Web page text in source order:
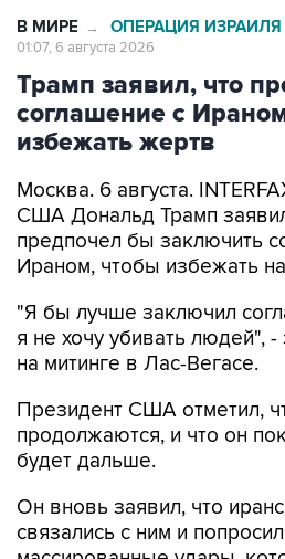
В МИРЕ → ОПЕРАЦИЯ
01:07, 6 августа 2026
Трамп заявил, что
соглашение с
избежать жертв
Москва. 6 августа.
США Дональд Трамп
предпочел бы заключить
Ираном, чтобы избежать
"Я бы лучше заключил
я не хочу убивать людей",
на митинге в Лас-Вегасе.
Президент США отметил,
продолжаются, и что он
будет дальше.
Он вновь заявил, что
связались с ним и